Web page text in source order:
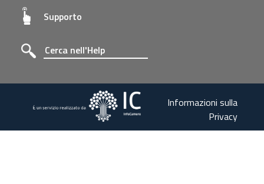
Supporto
Informazioni sulla
Privacy